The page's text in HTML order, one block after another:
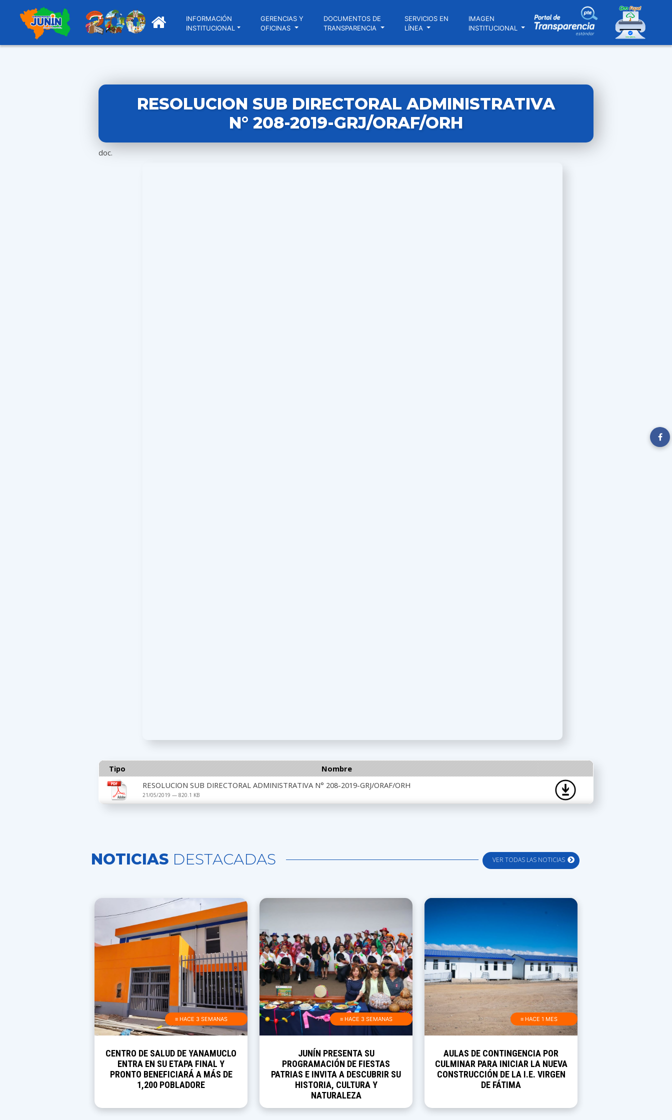
INFORMACIÓN
INSTITUCIONAL
GERENCIAS Y
OFICINAS
DOCUMENTOS DE
TRANSPARENCIA
SERVICIOS EN
LÍNEA
IMAGEN
INSTITUCIONAL
RESOLUCION SUB DIRECTORAL ADMINISTRATIVA
N° 208-2019-GRJ/ORAF/ORH
doc.
Tipo
Nombre
RESOLUCION SUB DIRECTORAL ADMINISTRATIVA N° 208-2019-GRJ/ORAF/ORH
21/05/2019 — 820.1 KB
VER TODAS LAS NOTICIAS
NOTICIAS DESTACADAS
≡ HACE 3 SEMANAS
CENTRO DE SALUD DE YANAMUCLO
ENTRA EN SU ETAPA FINAL Y
PRONTO BENEFICIARÁ A MÁS DE
1,200 POBLADORE
≡ HACE 3 SEMANAS
JUNÍN PRESENTA SU
PROGRAMACIÓN DE FIESTAS
PATRIAS E INVITA A DESCUBRIR SU
HISTORIA, CULTURA Y
NATURALEZA
≡ HACE 1 MES
AULAS DE CONTINGENCIA POR
CULMINAR PARA INICIAR LA NUEVA
CONSTRUCCIÓN DE LA I.E. VIRGEN
DE FÁTIMA